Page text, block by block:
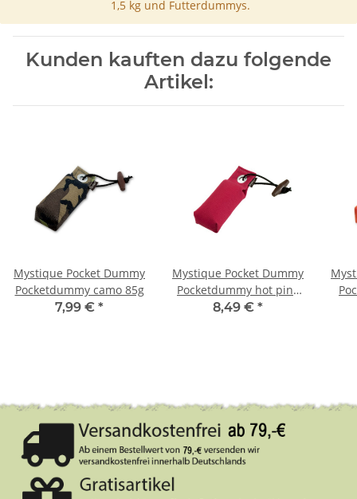
1,5 kg und Futterdummys.
Kunden kauften dazu folgende
Artikel:
Mystique Pocket Dummy
Pocketdummy camo 85g
7,99 € *
Mystique Pocket Dummy
Pocketdummy hot pink
150g
8,49 € *